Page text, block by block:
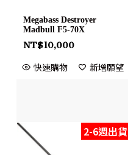
Megabass Destroyer
Madbull F5-70X
NT$10,000
快速購物 新增願望
2-6週出貨